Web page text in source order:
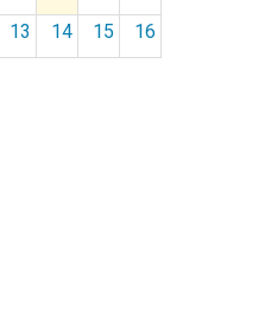
13 14 15 16